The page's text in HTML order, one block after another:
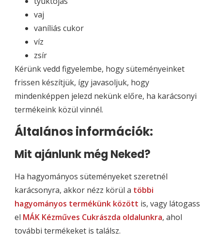
vaj
vaníliás cukor
víz
zsír
Kérünk vedd figyelembe, hogy süteményeinket
frissen készítjük, így javasoljuk, hogy
mindenképpen jelezd nekünk előre, ha karácsonyi
termékeink közül vinnél.
Általános információk:
Mit ajánlunk még Neked?
Ha hagyományos süteményeket szeretnél
karácsonyra, akkor nézz körül a többi
hagyományos termékünk között is, vagy látogass
el MÁK Kézműves Cukrászda oldalunkra, ahol
további termékeket is találsz.